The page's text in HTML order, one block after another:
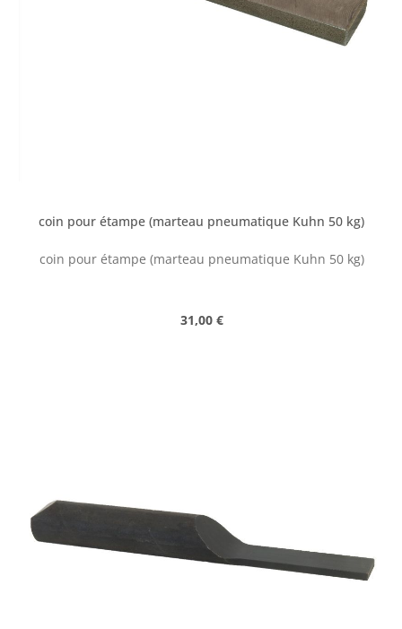
coin pour étampe (marteau pneumatique Kuhn 50 kg)
coin pour étampe (marteau pneumatique Kuhn 50 kg)
Prix régulier :
31,00 €